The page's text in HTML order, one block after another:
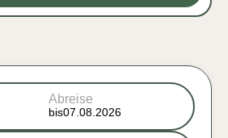
Abreise
bis